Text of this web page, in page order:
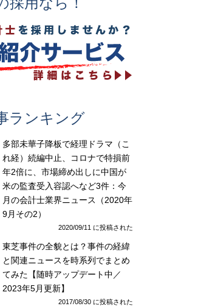
ランキング
多部未華子降板で経理ドラマ（こ
れ経）続編中止、コロナで特損前
年2倍に、市場締め出しに中国が
米の監査受入容認へなど3件：今
月の会計士業界ニュース（2020年
9月その2）
2020/09/11 に投稿された
東芝事件の全貌とは？事件の経緯
と関連ニュースを時系列でまとめ
てみた【随時アップデート中／
2023年5月更新】
2017/08/30 に投稿された